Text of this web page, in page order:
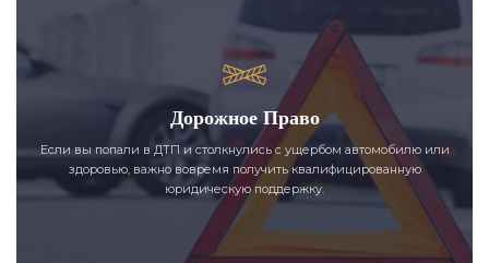
Дорожное Право
Если вы попали в ДТП и столкнулись с ущербом автомобилю или
здоровью, важно вовремя получить квалифицированную
юридическую поддержку.